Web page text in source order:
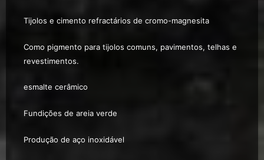
Tijolos e cimento refractários de cromo-magnesita
Como pigmento para tijolos comuns, pavimentos, telhas e
revestimentos.
esmalte cerâmico
Fundições de areia verde
Produção de aço inoxidável